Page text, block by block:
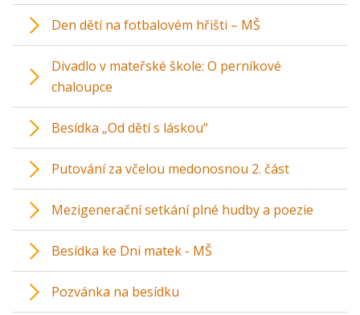
Den dětí na fotbalovém hřišti – MŠ
Divadlo v mateřské škole: O perníkové
chaloupce
Besídka „Od dětí s láskou“
Putování za včelou medonosnou 2. část
Mezigenerační setkání plné hudby a poezie
Besídka ke Dni matek - MŠ
Pozvánka na besídku